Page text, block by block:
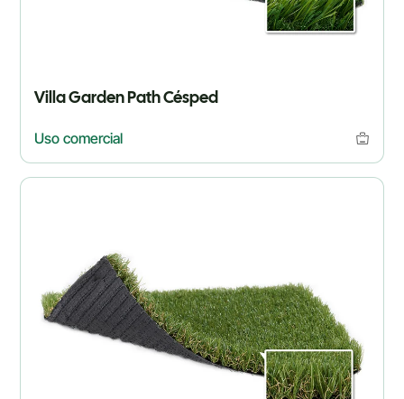
Villa Garden Path Césped
Uso comercial